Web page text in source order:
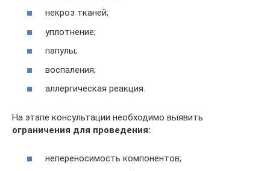
некроз тканей;
уплотнение;
папулы;
воспаления;
аллергическая реакция.
На этапе консультации необходимо выявить
ограничения для проведения:
непереносимость компонентов;